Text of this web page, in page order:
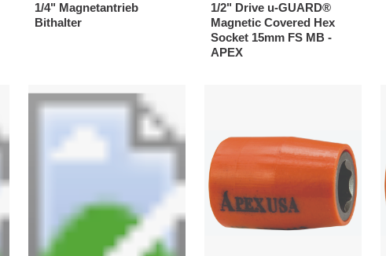
1/4" Magnetantrieb
Bithalter
1/2" Drive u-GUARD®
Magnetic Covered Hex
Socket 15mm FS MB -
APEX